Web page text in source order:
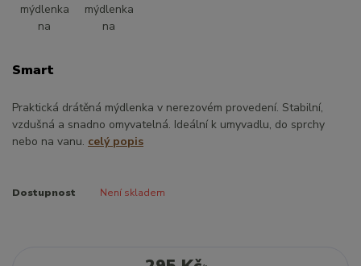
Smart
Praktická drátěná mýdlenka v nerezovém provedení. Stabilní,
vzdušná a snadno omyvatelná. Ideální k umyvadlu, do sprchy
nebo na vanu. celý popis
Dostupnost Není skladem